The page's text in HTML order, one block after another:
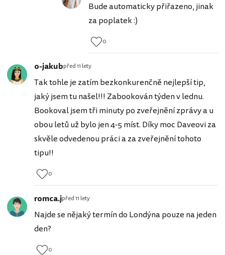
Bude automaticky přiřazeno, jinak
za poplatek :)
0
o-jakubpřed 11 lety
Tak tohle je zatím bezkonkurenčně nejlepší tip,
jaký jsem tu našel!!! Zabookován týden v lednu.
Bookoval jsem tři minuty po zveřejnění zprávy a u
obou letů už bylo jen 4-5 míst. Díky moc Daveovi za
skvěle odvedenou práci a za zveřejnění tohoto
tipu!!
0
romca.jpřed 11 lety
Najde se nějaký termín do Londýna pouze na jeden
den?
0